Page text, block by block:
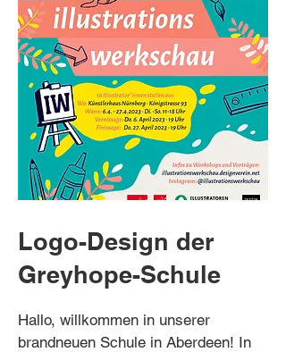
Logo-Design der
Greyhope-Schule
Hallo, willkommen in unserer
brandneuen Schule in Aberdeen! In